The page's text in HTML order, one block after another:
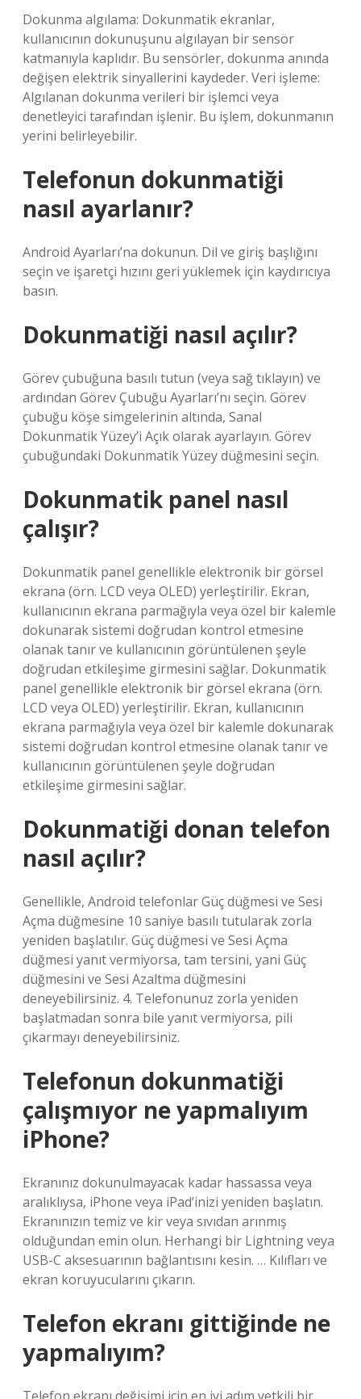
Dokunma algılama: Dokunmatik ekranlar,
kullanıcının dokunuşunu algılayan bir sensör
katmanıyla kaplıdır. Bu sensörler, dokunma anında
değişen elektrik sinyallerini kaydeder. Veri işleme:
Algılanan dokunma verileri bir işlemci veya
denetleyici tarafından işlenir. Bu işlem, dokunmanın
yerini belirleyebilir.
Telefonun dokunmatiği
nasıl ayarlanır?
Android Ayarları’na dokunun. Dil ve giriş başlığını
seçin ve işaretçi hızını geri yüklemek için kaydırıcıya
basın.
Dokunmatiği nasıl açılır?
Görev çubuğuna basılı tutun (veya sağ tıklayın) ve
ardından Görev Çubuğu Ayarları’nı seçin. Görev
çubuğu köşe simgelerinin altında, Sanal
Dokunmatik Yüzey’i Açık olarak ayarlayın. Görev
çubuğundaki Dokunmatik Yüzey düğmesini seçin.
Dokunmatik panel nasıl
çalışır?
Dokunmatik panel genellikle elektronik bir görsel
ekrana (örn. LCD veya OLED) yerleştirilir. Ekran,
kullanıcının ekrana parmağıyla veya özel bir kalemle
dokunarak sistemi doğrudan kontrol etmesine
olanak tanır ve kullanıcının görüntülenen şeyle
doğrudan etkileşime girmesini sağlar. Dokunmatik
panel genellikle elektronik bir görsel ekrana (örn.
LCD veya OLED) yerleştirilir. Ekran, kullanıcının
ekrana parmağıyla veya özel bir kalemle dokunarak
sistemi doğrudan kontrol etmesine olanak tanır ve
kullanıcının görüntülenen şeyle doğrudan
etkileşime girmesini sağlar.
Dokunmatiği donan telefon
nasıl açılır?
Genellikle, Android telefonlar Güç düğmesi ve Sesi
Açma düğmesine 10 saniye basılı tutularak zorla
yeniden başlatılır. Güç düğmesi ve Sesi Açma
düğmesi yanıt vermiyorsa, tam tersini, yani Güç
düğmesini ve Sesi Azaltma düğmesini
deneyebilirsiniz. 4. Telefonunuz zorla yeniden
başlatmadan sonra bile yanıt vermiyorsa, pili
çıkarmayı deneyebilirsiniz.
Telefonun dokunmatiği
çalışmıyor ne yapmalıyım
iPhone?
Ekranınız dokunulmayacak kadar hassassa veya
aralıklıysa, iPhone veya iPad’inizi yeniden başlatın.
Ekranınızın temiz ve kir veya sıvıdan arınmış
olduğundan emin olun. Herhangi bir Lightning veya
USB-C aksesuarının bağlantısını kesin. … Kılıfları ve
ekran koruyucularını çıkarın.
Telefon ekranı gittiğinde ne
yapmalıyım?